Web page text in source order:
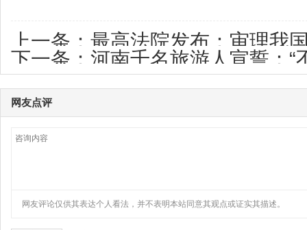
上一条： 最高法院发布：审理我
下一条： 河南千名旅游人宣誓：“